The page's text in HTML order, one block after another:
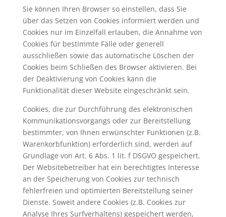
Sie können Ihren Browser so einstellen, dass Sie
über das Setzen von Cookies informiert werden und
Cookies nur im Einzelfall erlauben, die Annahme von
Cookies für bestimmte Fälle oder generell
ausschließen sowie das automatische Löschen der
Cookies beim Schließen des Browser aktivieren. Bei
der Deaktivierung von Cookies kann die
Funktionalität dieser Website eingeschränkt sein.
Cookies, die zur Durchführung des elektronischen
Kommunikationsvorgangs oder zur Bereitstellung
bestimmter, von Ihnen erwünschter Funktionen (z.B.
Warenkorbfunktion) erforderlich sind, werden auf
Grundlage von Art. 6 Abs. 1 lit. f DSGVO gespeichert.
Der Websitebetreiber hat ein berechtigtes Interesse
an der Speicherung von Cookies zur technisch
fehlerfreien und optimierten Bereitstellung seiner
Dienste. Soweit andere Cookies (z.B. Cookies zur
Analyse Ihres Surfverhaltens) gespeichert werden,